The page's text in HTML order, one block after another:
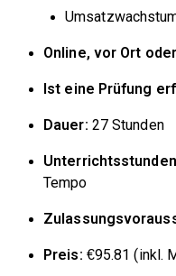
Online, vor Ort
Ist eine Prüfung
Dauer: 27 Stunden
Tempo
Preis: €95.81 (inkl.